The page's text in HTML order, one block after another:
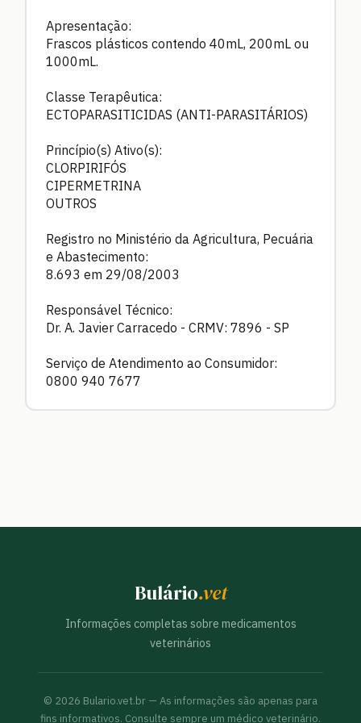
Apresentação:
Frascos plásticos contendo 40mL, 200mL ou
1000mL.
Classe Terapêutica:
ECTOPARASITICIDAS (ANTI-PARASITÁRIOS)
Princípio(s) Ativo(s):
CLORPIRIFÓS
CIPERMETRINA
OUTROS
Registro no Ministério da Agricultura, Pecuária
e Abastecimento:
8.693 em 29/08/2003
Responsável Técnico:
Dr. A. Javier Carracedo - CRMV: 7896 - SP
Serviço de Atendimento ao Consumidor:
0800 940 7677
Bulário.vet
Informações completas sobre medicamentos
veterinários
© 2026 Bulario.vet.br — As informações são apenas para
fins informativos. Consulte sempre um médico veterinário.